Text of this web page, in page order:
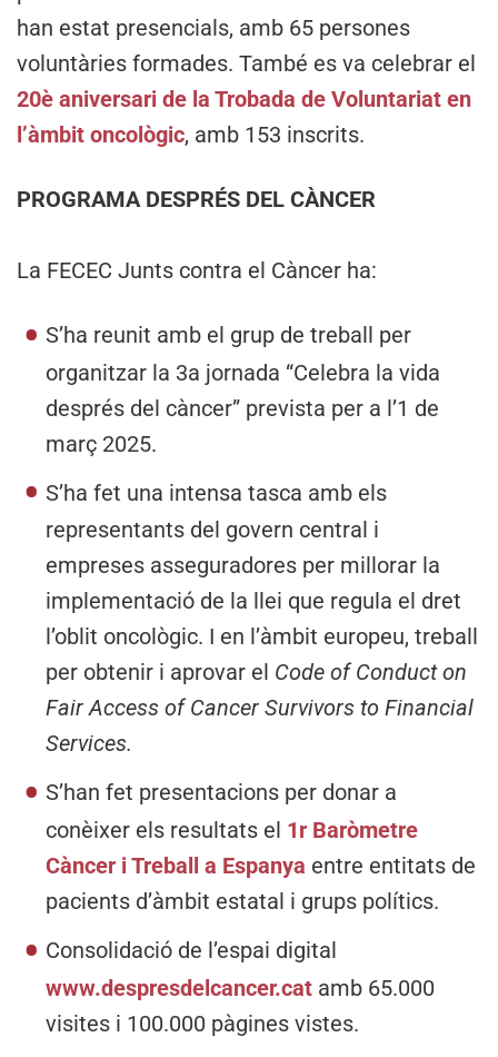
han estat presencials, amb 65 persones
voluntàries formades. També es va celebrar el
20è aniversari de la Trobada de Voluntariat en
l’àmbit oncològic, amb 153 inscrits.
PROGRAMA DESPRÉS DEL CÀNCER
La FECEC Junts contra el Càncer ha:
S’ha reunit amb el grup de treball per
organitzar la 3a jornada “Celebra la vida
després del càncer” prevista per a l’1 de
març 2025.
S’ha fet una intensa tasca amb els
representants del govern central i
empreses asseguradores per millorar la
implementació de la llei que regula el dret
l’oblit oncològic. I en l’àmbit europeu, treball
per obtenir i aprovar el Code of Conduct on
Fair Access of Cancer Survivors to Financial
Services.
S’han fet presentacions per donar a
conèixer els resultats el 1r Baròmetre
Càncer i Treball a Espanya entre entitats de
pacients d’àmbit estatal i grups polítics.
Consolidació de l’espai digital
www.despresdelcancer.cat amb 65.000
visites i 100.000 pàgines vistes.